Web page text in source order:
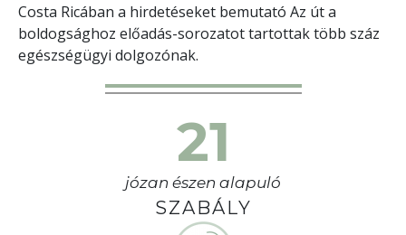
Costa Ricában a hirdetéseket bemutató Az út a
boldogsághoz előadás-sorozatot tartottak több száz
egészségügyi dolgozónak.
21
józan észen alapuló
SZABÁLY